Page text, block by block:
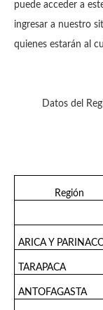
puede acceder a
ingresar a nuestro
quienes estarán al
Datos del
Región
ARICA Y
TARAPACA
ANTOFAGASTA